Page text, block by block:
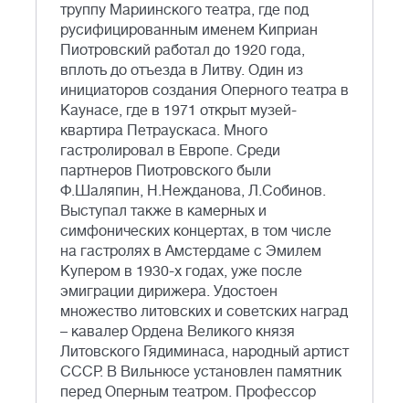
труппу Мариинского театра, где под
русифицированным именем Киприан
Пиотровский работал до 1920 года,
вплоть до отъезда в Литву. Один из
инициаторов создания Оперного театра в
Каунасе, где в 1971 открыт музей-
квартира Петраускаса. Много
гастролировал в Европе. Среди
партнеров Пиотровского были
Ф.Шаляпин, Н.Нежданова, Л.Собинов.
Выступал также в камерных и
симфонических концертах, в том числе
на гастролях в Амстердаме с Эмилем
Купером в 1930-х годах, уже после
эмиграции дирижера. Удостоен
множество литовских и советских наград
– кавалер Ордена Великого князя
Литовского Гядиминаса, народный артист
СССР. В Вильнюсе установлен памятник
перед Оперным театром. Профессор